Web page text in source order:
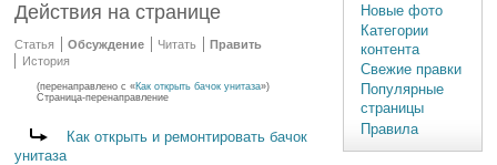
Действия на странице
Статья Обсуждение Читать
Править
История
(перенаправлено с «Как открыть бачок унитаза»)
Страница-перенаправление
Перенаправление на:
Как открыть и ремонтировать бачок
унитаза
Новые фото
Категории
контента
Свежие правки
Популярные
страницы
Правила